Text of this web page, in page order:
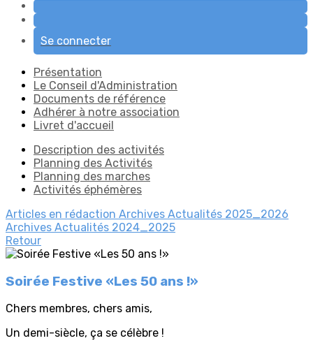
Se connecter
Présentation
Le Conseil d'Administration
Documents de référence
Adhérer à notre association
Livret d'accueil
Description des activités
Planning des Activités
Planning des marches
Activités éphémères
Articles en rédaction Archives Actualités 2025_2026
Archives Actualités 2024_2025
Retour
Soirée Festive «Les 50 ans !»
Chers membres, chers amis,
Un demi-siècle, ça se célèbre !